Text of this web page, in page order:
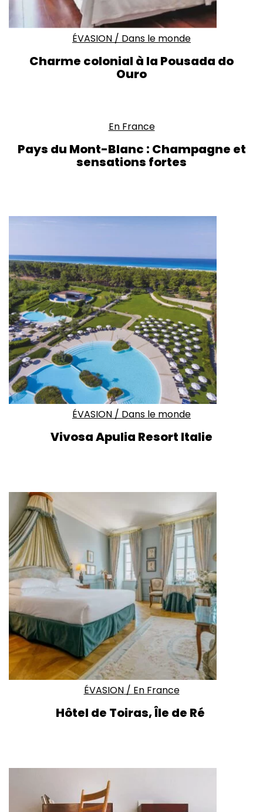
ÉVASION / Dans le monde
Charme colonial à la Pousada do
Ouro
En France
Pays du Mont-Blanc : Champagne et
sensations fortes
ÉVASION / Dans le monde
Vivosa Apulia Resort Italie
ÉVASION/ En France
Hôtel de Toiras, Île de Ré